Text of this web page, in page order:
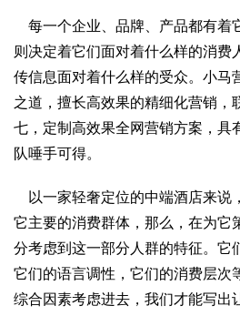
每一个企业、品牌、产品都有着
则决定着它们面对着什么样的消费
传信息面对着什么样的受众。小马
之道，擅长高效果的精细化营销，
七，定制高效果全网营销方案，具
队唾手可得。
以一家轻奢定位的中端酒店来说
它主要的消费群体，那么，在为它
分考虑到这一部分人群的特征。它
它们的语言调性，它们的消费层次
综合因素考虑进去，我们才能写出